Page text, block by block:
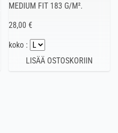
MEDIUM FIT 183 G/M².
28,00 €
koko :